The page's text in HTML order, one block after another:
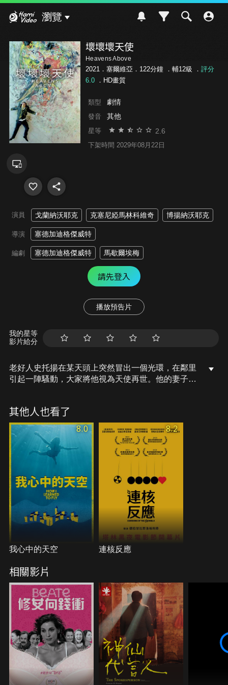
瀏覽
壞壞壞天使
Heavens Above
2021．塞爾維亞．122分鐘 ． 輔12級 ． 評分
6.0．HD畫質
類型 劇情
發音 其他
星等 2.6
下架時間 2029年08月22日
演員 戈蘭納沃耶克 克塞尼婭馬林科維奇 博揚納沃耶克
導演 塞德加迪格傑威特
編劇 塞德加迪格傑威特 馬歇爾埃梅
請先登入
播放預告片
我的星等
影片給分
老好人史托揚在某天頭上突然冒出一個光環，在鄰里
引起一陣騷動，大家將他視為天使再世。他的妻子想
描繪東歐前共產主義國家轉變為資本主義之後的怪誕
現象，是一部探討當地民族政治、宗教信仰、資本主
義的黑色幽默電影。
其他人也看了
8.0
我心中的天空
8.2
連核反應
相關影片